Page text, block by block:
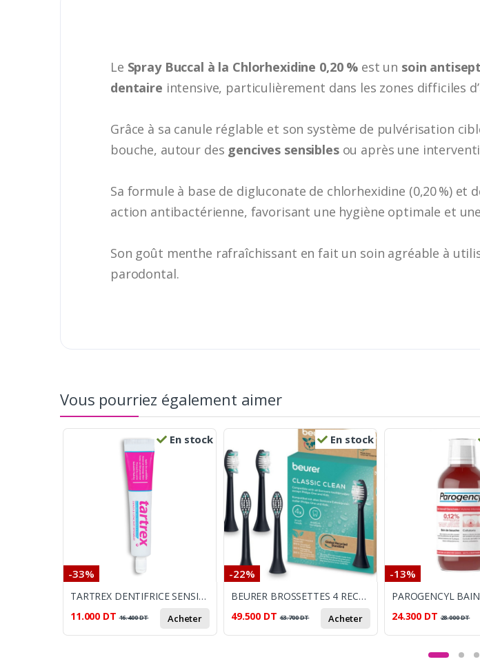
Le Spray Buccal à la Chlorhexidine 0,20 % est un soin
dentaire intensive, particulièrement dans les zones difficiles
Grâce à sa canule réglable et son système de pulvérisation
bouche, autour des gencives sensiblesou après une
Sa formule à base de digluconate de chlorhexidine (0,20 %)
action antibactérienne, favorisant une hygiène optimale et
Son goût menthe rafraîchissant en fait un soin agréable à
parodontal.
Vous pourriez également aimer
En stock
-33%
TARTREX DENTIFRICE SENSIBILTLE 80 ML
11.000 DT 16.400DT Acheter
En stock
-22%
BEURER BROSSETTES 4 RECHARGES SC CLASSIC CLEAN
49.500 DT 63.700DT Acheter
-13%
24.300 DT 28.000DT